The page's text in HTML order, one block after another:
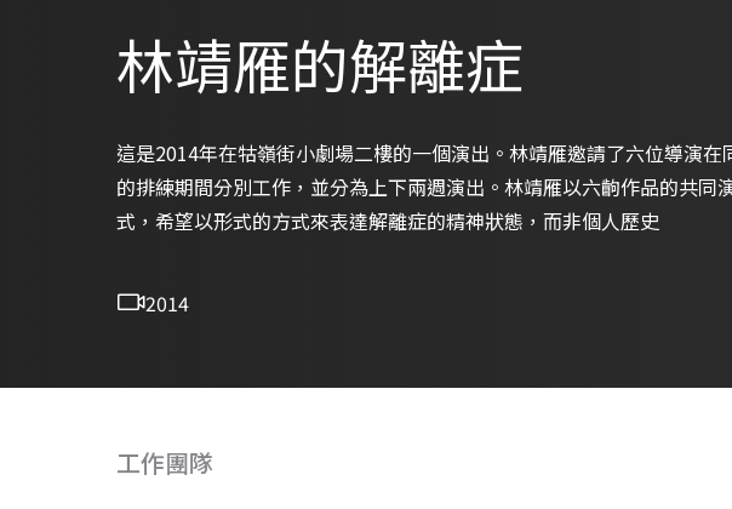
林靖雁的解離症
這是2014年在牯嶺街小劇場二樓的一個演出。林靖雁邀請了六位導演在
的排練期間分別工作，並分為上下兩週演出。林靖雁以六齣作品的共同
式，希望以形式的方式來表達解離症的精神狀態，而非個人歷史
2014
工作團隊